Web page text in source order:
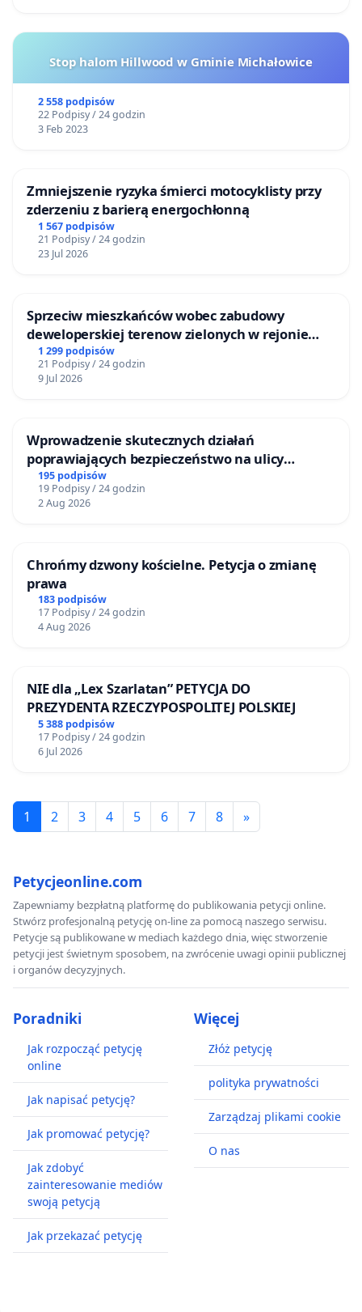
Stop halom Hillwood w Gminie Michałowice
2 558 podpisów
22 Podpisy / 24 godzin
3 Feb 2023
Zmniejszenie ryzyka śmierci motocyklisty przy
zderzeniu z barierą energochłonną
1 567 podpisów
21 Podpisy / 24 godzin
23 Jul 2026
Sprzeciw mieszkańców wobec zabudowy
deweloperskiej terenow zielonych w rejonie
Bulwarów Straceńskich w Bielsku-Białej
1 299 podpisów
21 Podpisy / 24 godzin
9 Jul 2026
Wprowadzenie skutecznych działań
poprawiających bezpieczeństwo na ulicy
Żeromskiego w Otwocku
195 podpisów
19 Podpisy / 24 godzin
2 Aug 2026
Chrońmy dzwony kościelne. Petycja o zmianę
prawa
183 podpisów
17 Podpisy / 24 godzin
4 Aug 2026
NIE dla „Lex Szarlatan” PETYCJA DO
PREZYDENTA RZECZYPOSPOLITEJ POLSKIEJ
5 388 podpisów
17 Podpisy / 24 godzin
6 Jul 2026
1 2 3 4 5 6 7 8 »
Petycjeonline.com
Zapewniamy bezpłatną platformę do publikowania petycji online.
Stwórz profesjonalną petycję on-line za pomocą naszego serwisu.
Petycje są publikowane w mediach każdego dnia, więc stworzenie
petycji jest świetnym sposobem, na zwrócenie uwagi opinii publicznej
i organów decyzyjnych.
Poradniki
Jak rozpocząć petycję
online
Jak napisać petycję?
Jak promować petycję?
Jak zdobyć
zainteresowanie mediów
swoją petycją
Jak przekazać petycję
Więcej
Złóż petycję
polityka prywatności
Zarządzaj plikami cookie
O nas